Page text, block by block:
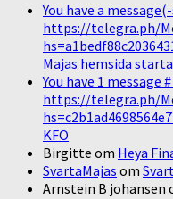
You have a
https://telegra.ph/
Majas hemsida
You have 1 message
https://telegra.ph/
KFÖ
Birgitte om Heya
SvartaMajas om
Arnstein B johansen